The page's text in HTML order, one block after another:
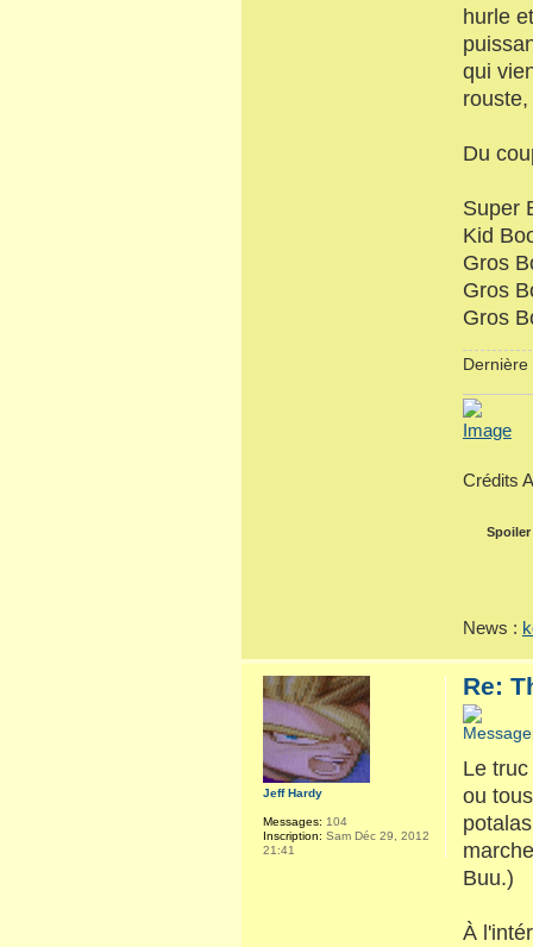
hurle
qui
Du
Super
Kid
Gros
Gros
Gros
Crédits
Spoiler
News :
Re:
Le
ou
Buu.)
À
Jeff Hardy
Messages: 104
Inscription: Sam Déc 29, 2012
21:41